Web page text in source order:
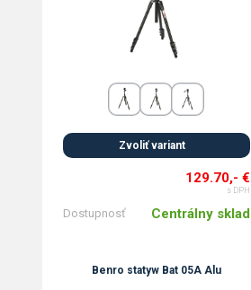
Zvoliť variant
129.70,- €
s DPH
Dostupnosť Centrálny sklad
Benro statyw Bat 05A Alu